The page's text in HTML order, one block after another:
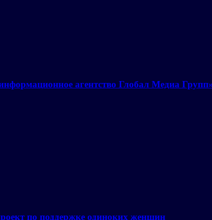
агентство Глобал Медиа
по поддержке одиноких женщин